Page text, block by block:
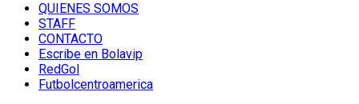
QUIENES SOMOS
STAFF
CONTACTO
Escribe en Bolavip
RedGol
Futbolcentroamerica